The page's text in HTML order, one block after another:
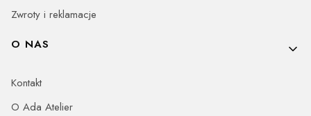
Zwroty i reklamacje
O NAS
Kontakt
O Ada Atelier